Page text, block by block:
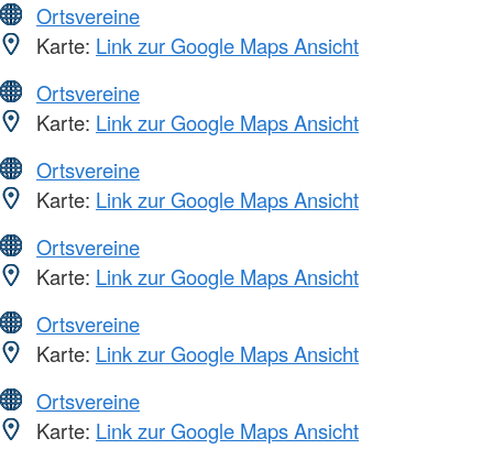
Ortsvereine
Karte: Link zur Google Maps Ansicht
Ortsvereine
Karte: Link zur Google Maps Ansicht
Ortsvereine
Karte: Link zur Google Maps Ansicht
Ortsvereine
Karte: Link zur Google Maps Ansicht
Ortsvereine
Karte: Link zur Google Maps Ansicht
Ortsvereine
Karte: Link zur Google Maps Ansicht